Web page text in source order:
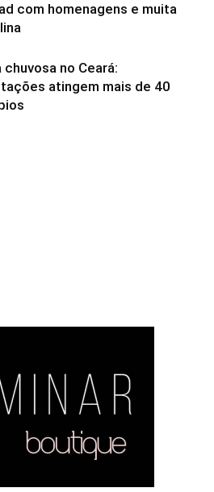
com homenagens e muita
chuvosa no Ceará:
atingem mais de 40